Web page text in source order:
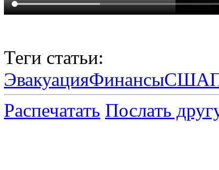
Теги статьи:
ЭвакуацияФинансыСША
Распечатать Послать